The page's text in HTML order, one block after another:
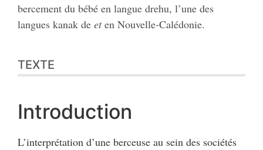
bercement du bébé en langue drehu, l’une des
langues kanak de eten Nouvelle-Calédonie.
TEXTE
Introduction
L’interprétation d’une berceuse au sein des sociétés